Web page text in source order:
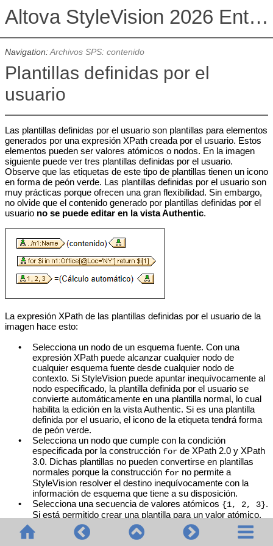
Altova StyleVision 2026 Enterprise Edition
Navigation:Archivos SPS: contenido
Plantillas definidas por el
usuario
Las plantillas definidas por el usuario son plantillas para elementos
generados por una expresión XPath creada por el usuario. Estos
elementos pueden ser valores atómicos o nodos. En la imagen
siguiente puede ver tres plantillas definidas por el usuario.
Observe que las etiquetas de este tipo de plantillas tienen un icono
en forma de peón verde. Las plantillas definidas por el usuario son
muy prácticas porque ofrecen una gran flexibilidad. Sin embargo,
no olvide que el contenido generado por plantillas definidas por el
usuario no se puede editar en la vista Authentic.
La expresión XPath de las plantillas definidas por el usuario de la
imagen hace esto:
•
Selecciona un nodo de un esquema fuente. Con una
expresión XPath puede alcanzar cualquier nodo de
cualquier esquema fuente desde cualquier nodo de
contexto. Si StyleVision puede apuntar inequívocamente al
nodo especificado, la plantilla definida por el usuario se
convierte automáticamente en una plantilla normal, lo cual
habilita la edición en la vista Authentic. Si es una plantilla
definida por el usuario, el icono de la etiqueta tendrá forma
de peón verde.
•
Selecciona un nodo que cumple con la condición
especificada por la construcción for de XPath 2.0 y XPath
3.0. Dichas plantillas no pueden convertirse en plantillas
normales porque la construcción for no permite a
StyleVision resolver el destino inequívocamente con la
información de esquema que tiene a su disposición.
•
Selecciona una secuencia de valores atómicos {1, 2, 3}.
Si está permitido crear una plantilla para un valor atómico,
no podrá usar el marcador de posición(contenido)dentro
de dicha plantilla. Esto se debe a que la instrucción